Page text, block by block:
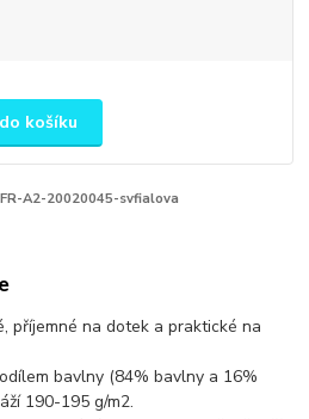
košíku
A2-20020045-svfialova
příjemné na dotek a praktické na
bavlny (84% bavlny a 16%
190-195 g/m2.